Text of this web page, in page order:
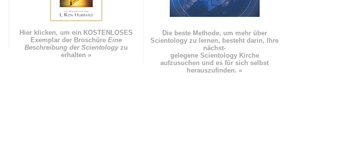
Hier klicken, um ein KOSTENLOSES
Exemplar der Broschüre Eine
Beschreibung der Scientologyzu
erhalten »
Die beste Methode, um mehr über
Scientology zu lernen, besteht darin, Ihre
nächst-
gelegene Scientology Kirche
aufzusuchen und es für sich selbst
herauszufinden. »